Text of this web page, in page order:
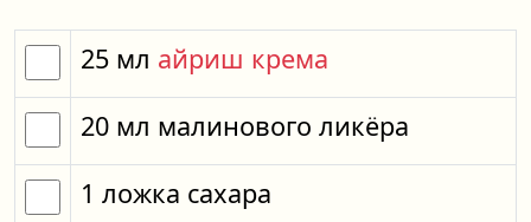
25 мл айриш крема
20 мл малинового ликёра
1 ложка сахара